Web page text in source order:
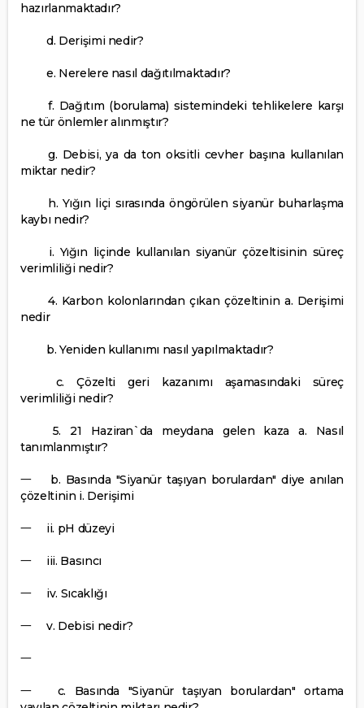
hazırlanmaktadır?
d. Derişimi nedir?
e. Nerelere nasıl dağıtılmaktadır?
f. Dağıtım (borulama) sistemindeki tehlikelere karşı
ne tür önlemler alınmıştır?
g. Debisi, ya da ton oksitli cevher başına kullanılan
miktar nedir?
h. Yığın liçi sırasında öngörülen siyanür buharlaşma
kaybı nedir?
i. Yığın liçinde kullanılan siyanür çözeltisinin süreç
verimliliği nedir?
4. Karbon kolonlarından çıkan çözeltinin a. Derişimi
nedir
b. Yeniden kullanımı nasıl yapılmaktadır?
c. Çözelti geri kazanımı aşamasındaki süreç
verimliliği nedir?
5. 21 Haziran`da meydana gelen kaza a. Nasıl
tanımlanmıştır?
一
b. Basında "Siyanür taşıyan borulardan" diye anılan
çözeltinin i. Derişimi
一 ii. pH düzeyi
一 iii. Basıncı
一 iv. Sıcaklığı
一 v. Debisi nedir?
一
一
c. Basında "Siyanür taşıyan borulardan" ortama